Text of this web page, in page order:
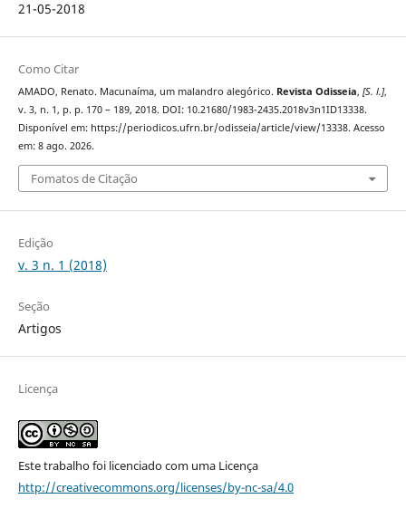
21-05-2018
Como Citar
AMADO, Renato. Macunaíma, um malandro alegórico. Revista Odisseia, [S. l.],
v. 3, n. 1, p. p. 170 – 189, 2018. DOI: 10.21680/1983-2435.2018v3n1ID13338.
Disponível em: https://periodicos.ufrn.br/odisseia/article/view/13338. Acesso
em: 8 ago. 2026.
Fomatos de Citação
Edição
v. 3 n. 1 (2018)
Seção
Artigos
Licença
Este trabalho foi licenciado com uma Licença
http://creativecommons.org/licenses/by-nc-sa/4.0